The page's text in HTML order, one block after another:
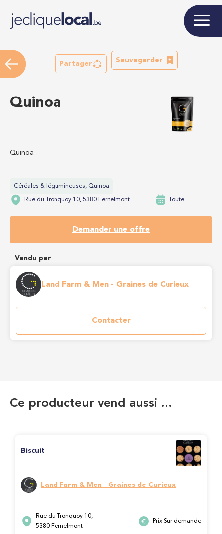
Partager
Sauvegarder
Quinoa
Quinoa
Céréales & légumineuses, Quinoa
Rue du Tronquoy 10, 5380 Fernelmont Toute
Demander une offre
Vendu par
Land Farm & Men - Graines de Curieux
Contacter
Ce producteur vend aussi …
Biscuit
Land Farm & Men - Graines de Curieux
Rue du Tronquoy 10,
5380 Fernelmont
Prix Sur demande